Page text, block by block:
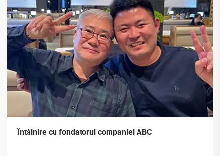
Întâlnire cu fondatorul companiei ABC